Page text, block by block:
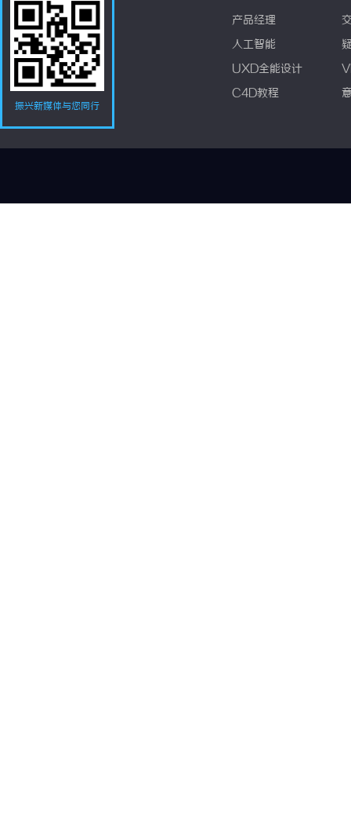
振兴新媒体与您同行
产品经理
人工智能
UXD全能设计
C4D教程